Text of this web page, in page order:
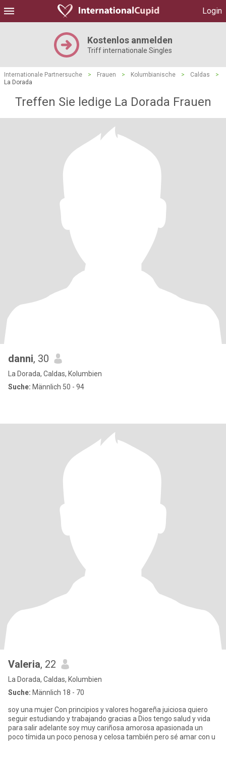
Login
Kostenlos anmelden
Triff internationale Singles
Internationale Partnersuche > Frauen > Kolumbianische > Caldas
>
La Dorada
Treffen Sie ledige La Dorada Frauen
danni, 30
La Dorada, Caldas, Kolumbien
Suche: Männlich 50 - 94
Valeria, 22
La Dorada, Caldas, Kolumbien
Suche: Männlich 18 - 70
soy una mujer Con principios y valores hogareña juiciosa quiero
seguir estudiando y trabajando gracias a Dios tengo salud y vida
para salir adelante soy muy cariñosa amorosa apasionada un
poco tímida un poco penosa y celosa también pero sé amar con u